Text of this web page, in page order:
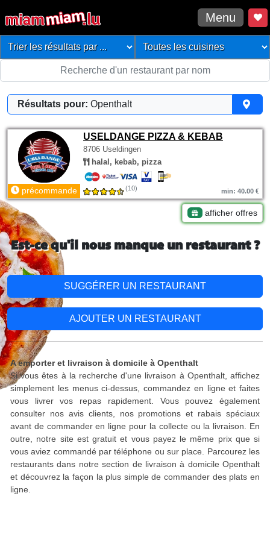
Menu
Résultats pour: Openthalt
USELDANGE PIZZA & KEBAB
8706 Useldingen
halal, kebab, pizza
précommande (10) min: 40.00 €
afficher offres
Est-ce qu'il nous manque un restaurant ?
SUGGÉRER UN RESTAURANT
AJOUTER UN RESTAURANT
A emporter et livraison à domicile à Openthalt
Si vous êtes à la recherche d'une livraison à Openthalt, affichez
simplement les menus ci-dessus, commandez en ligne et faites
vous livrer vos repas rapidement. Vous pouvez également
consulter nos avis clients, nos promotions et rabais spéciaux
avant de commander en ligne pour la collecte ou la livraison. En
outre, notre site est gratuit et vous payez le même prix que si
vous aviez commandé par téléphone ou sur place. Parcourez les
restaurants dans notre section de livraison à domicile Openthalt
et découvrez la façon la plus simple de commander des plats en
ligne.